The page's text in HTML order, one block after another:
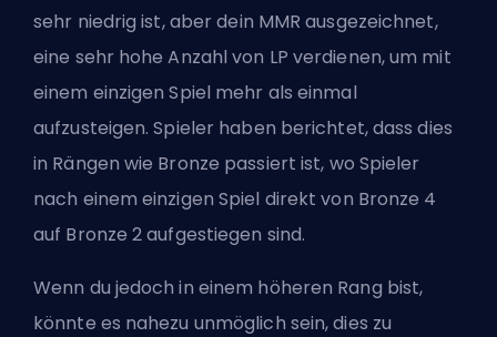
sehr niedrig ist, aber dein MMR ausgezeichnet,
eine sehr hohe Anzahl von LP verdienen, um mit
einem einzigen Spiel mehr als einmal
aufzusteigen. Spieler haben berichtet, dass dies
in Rängen wie Bronze passiert ist, wo Spieler
nach einem einzigen Spiel direkt von Bronze 4
auf Bronze 2 aufgestiegen sind.
Wenn du jedoch in einem höheren Rang bist,
könnte es nahezu unmöglich sein, dies zu